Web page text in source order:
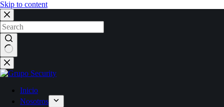
Skip to content
Inicio
Nosotros